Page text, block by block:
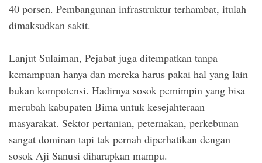
40 porsen. Pembangunan infrastruktur terhambat, itulah
dimaksudkan sakit.
Lanjut Sulaiman, Pejabat juga ditempatkan tanpa
kemampuan hanya dan mereka harus pakai hal yang lain
bukan kompotensi. Hadirnya sosok pemimpin yang bisa
merubah kabupaten Bima untuk kesejahteraan
masyarakat. Sektor pertanian, peternakan, perkebunan
sangat dominan tapi tak pernah diperhatikan dengan
sosok Aji Sanusi diharapkan mampu.